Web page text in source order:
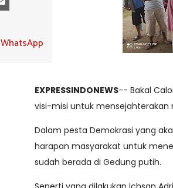
WhatsApp
EXPRESSINDONEWS-- Bakal
visi-misi untuk mensejahterakan
Dalam pesta Demokrasi yang
harapan masyarakat untuk
sudah berada di Gedung putih.